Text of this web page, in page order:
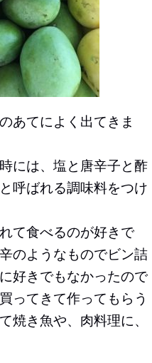
あてによく出てきま
には、塩と唐辛子と酢
呼ばれる調味料をつけ
て食べるのが好きで
のようなものでビン詰
好きでもなかったので
ってきて作ってもらう
焼き魚や、肉料理に、